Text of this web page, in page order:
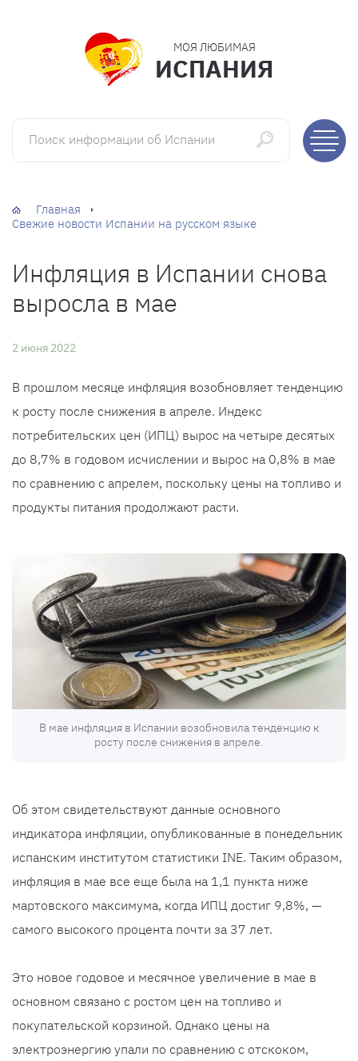
МОЯ ЛЮБИМАЯ
ИСПАНИЯ
Поиск информации об Испании
Главная
Свежие новости Испании на русском языке
Инфляция в Испании снова
выросла в мае
2 июня 2022
В прошлом месяце инфляция возобновляет тенденцию
к росту после снижения в апреле. Индекс
потребительских цен (ИПЦ) вырос на четыре десятых
до 8,7% в годовом исчислении и вырос на 0,8% в мае
по сравнению с апрелем, поскольку цены на топливо и
продукты питания продолжают расти.
В мае инфляция в Испании возобновила тенденцию к
росту после снижения в апреле.
Об этом свидетельствуют данные основного
индикатора инфляции, опубликованные в понедельник
испанским институтом статистики INE. Таким образом,
инфляция в мае все еще была на 1,1 пункта ниже
мартовского максимума, когда ИПЦ достиг 9,8%, —
самого высокого процента почти за 37 лет.
Это новое годовое и месячное увеличение в мае в
основном связано с ростом цен на топливо и
покупательской корзиной. Однако цены на
электроэнергию упали по сравнению с отскоком,